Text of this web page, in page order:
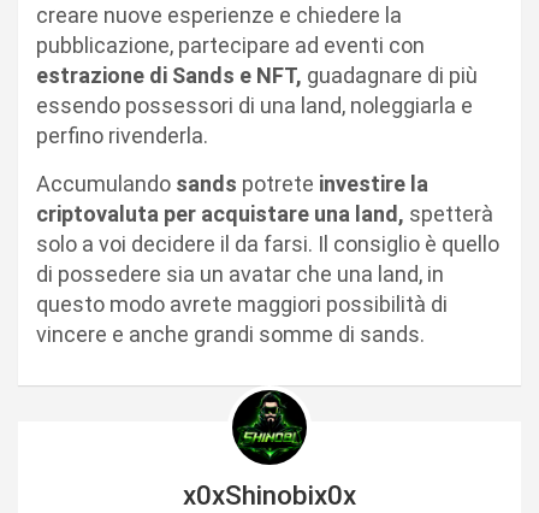
creare nuove esperienze e chiedere la
pubblicazione, partecipare ad eventi con
estrazione di Sands e NFT, guadagnare di più
essendo possessori di una land, noleggiarla e
perfino rivenderla.
Accumulando sands potrete investire la
criptovaluta per acquistare una land, spetterà
solo a voi decidere il da farsi. Il consiglio è quello
di possedere sia un avatar che una land, in
questo modo avrete maggiori possibilità di
vincere e anche grandi somme di sands.
x0xShinobix0x